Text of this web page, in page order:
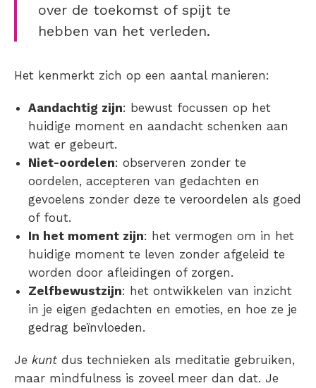
over de toekomst of spijt te
hebben van het verleden.
Het kenmerkt zich op een aantal manieren:
Aandachtig zijn: bewust focussen op het
huidige moment en aandacht schenken aan
wat er gebeurt.
Niet-oordelen: observeren zonder te
oordelen, accepteren van gedachten en
gevoelens zonder deze te veroordelen als goed
of fout.
In het moment zijn: het vermogen om in het
huidige moment te leven zonder afgeleid te
worden door afleidingen of zorgen.
Zelfbewustzijn: het ontwikkelen van inzicht
in je eigen gedachten en emoties, en hoe ze je
gedrag beïnvloeden.
Je kunt dus technieken als meditatie gebruiken,
maar mindfulness is zoveel meer dan dat. Je